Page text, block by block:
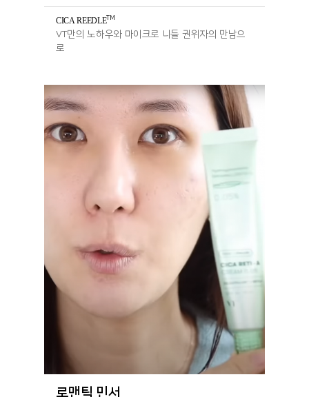
CICA REEDLETM
VT만의 노하우와 마이크로 니들 권위자의 만남으
로
로맨틱 민서